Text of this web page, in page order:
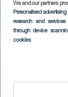
We and our partners
Personalised
research and services
through device
cookies
Pere
LA PALMA
Imagen